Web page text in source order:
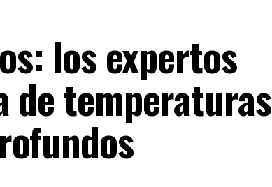
los expertos
de temperaturas